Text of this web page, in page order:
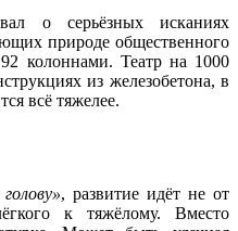
о серьёзных исканиях
природе общественного
колоннами. Театр на 1000
из железобетона, в
всё тяжелее.
, развитие идёт не от
к тяжёлому. Вместо